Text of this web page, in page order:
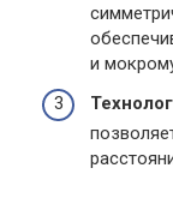
и